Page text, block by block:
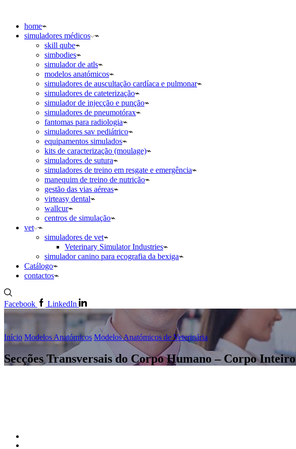
home
simuladores médicos
skill qube
simbodies
simulador de atls
modelos anatómicos
simuladores de auscultação cardíaca e pulmonar
simuladores de cateterização
simulador de injecção e punção
simuladores de pneumotórax
fantomas para radiologia
simuladores sav pediátrico
equipamentos simulados
kits de caracterização (moulage)
simuladores de sutura
simuladores de treino em resgate e emergência
manequim de treino de nutrição
gestão das vias aéreas
virteasy dental
wallcur
centros de simulação
vet
simuladores de vet
Veterinary Simulator Industries
simulador canino para ecografia da bexiga
Catálogo
contactos
Facebook LinkedIn
Início Modelos Anatómicos Modelos Anatómicos de Veterinária
Secções Transversais do Corpo Humano – Corpo Inteiro